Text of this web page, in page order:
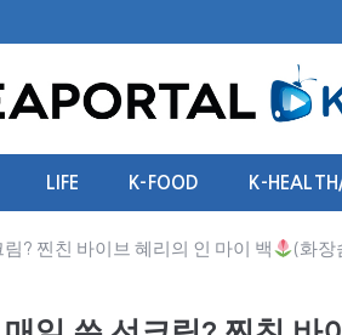
LIFE K-FOOD K-
? 찐친 바이브 혜리의 인 마이 백 (화장